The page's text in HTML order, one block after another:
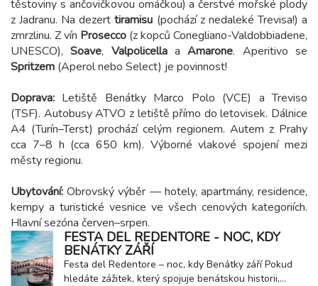
FESTA DEL REDENTORE - NOC, KDY
BENÁTKY ZÁŘÍ
Festa del Redentore – noc, kdy Benátky září Pokud
hledáte zážitek, který spojuje benátskou historii,
těstoviny s ančovičkovou omáčkou) a čerstvé mořské plody
z Jadranu. Na dezerttiramisu (pochází z nedaleké Trevisa!) a
zmrzlinu. Z vín Prosecco (z kopců Conegliano-Valdobbiadene,
UNESCO),Soave, ValpolicellaaAmarone. Aperitivo se
Spritzem (Aperol nebo Select) je povinnost!
Doprava: Letiště Benátky Marco Polo (VCE) a Treviso
(TSF). Autobusy ATVO z letiště přímo do letovisek. Dálnice
A4 (Turín–Terst) prochází celým regionem. Autem z Prahy
cca 7–8 h (cca 650 km). Výborné vlakové spojení mezi
městy regionu.
Ubytování: Obrovský výběr — hotely, apartmány, residence,
kempy a turistické vesnice ve všech cenových kategoriích.
Hlavní sezóna červen–srpen.